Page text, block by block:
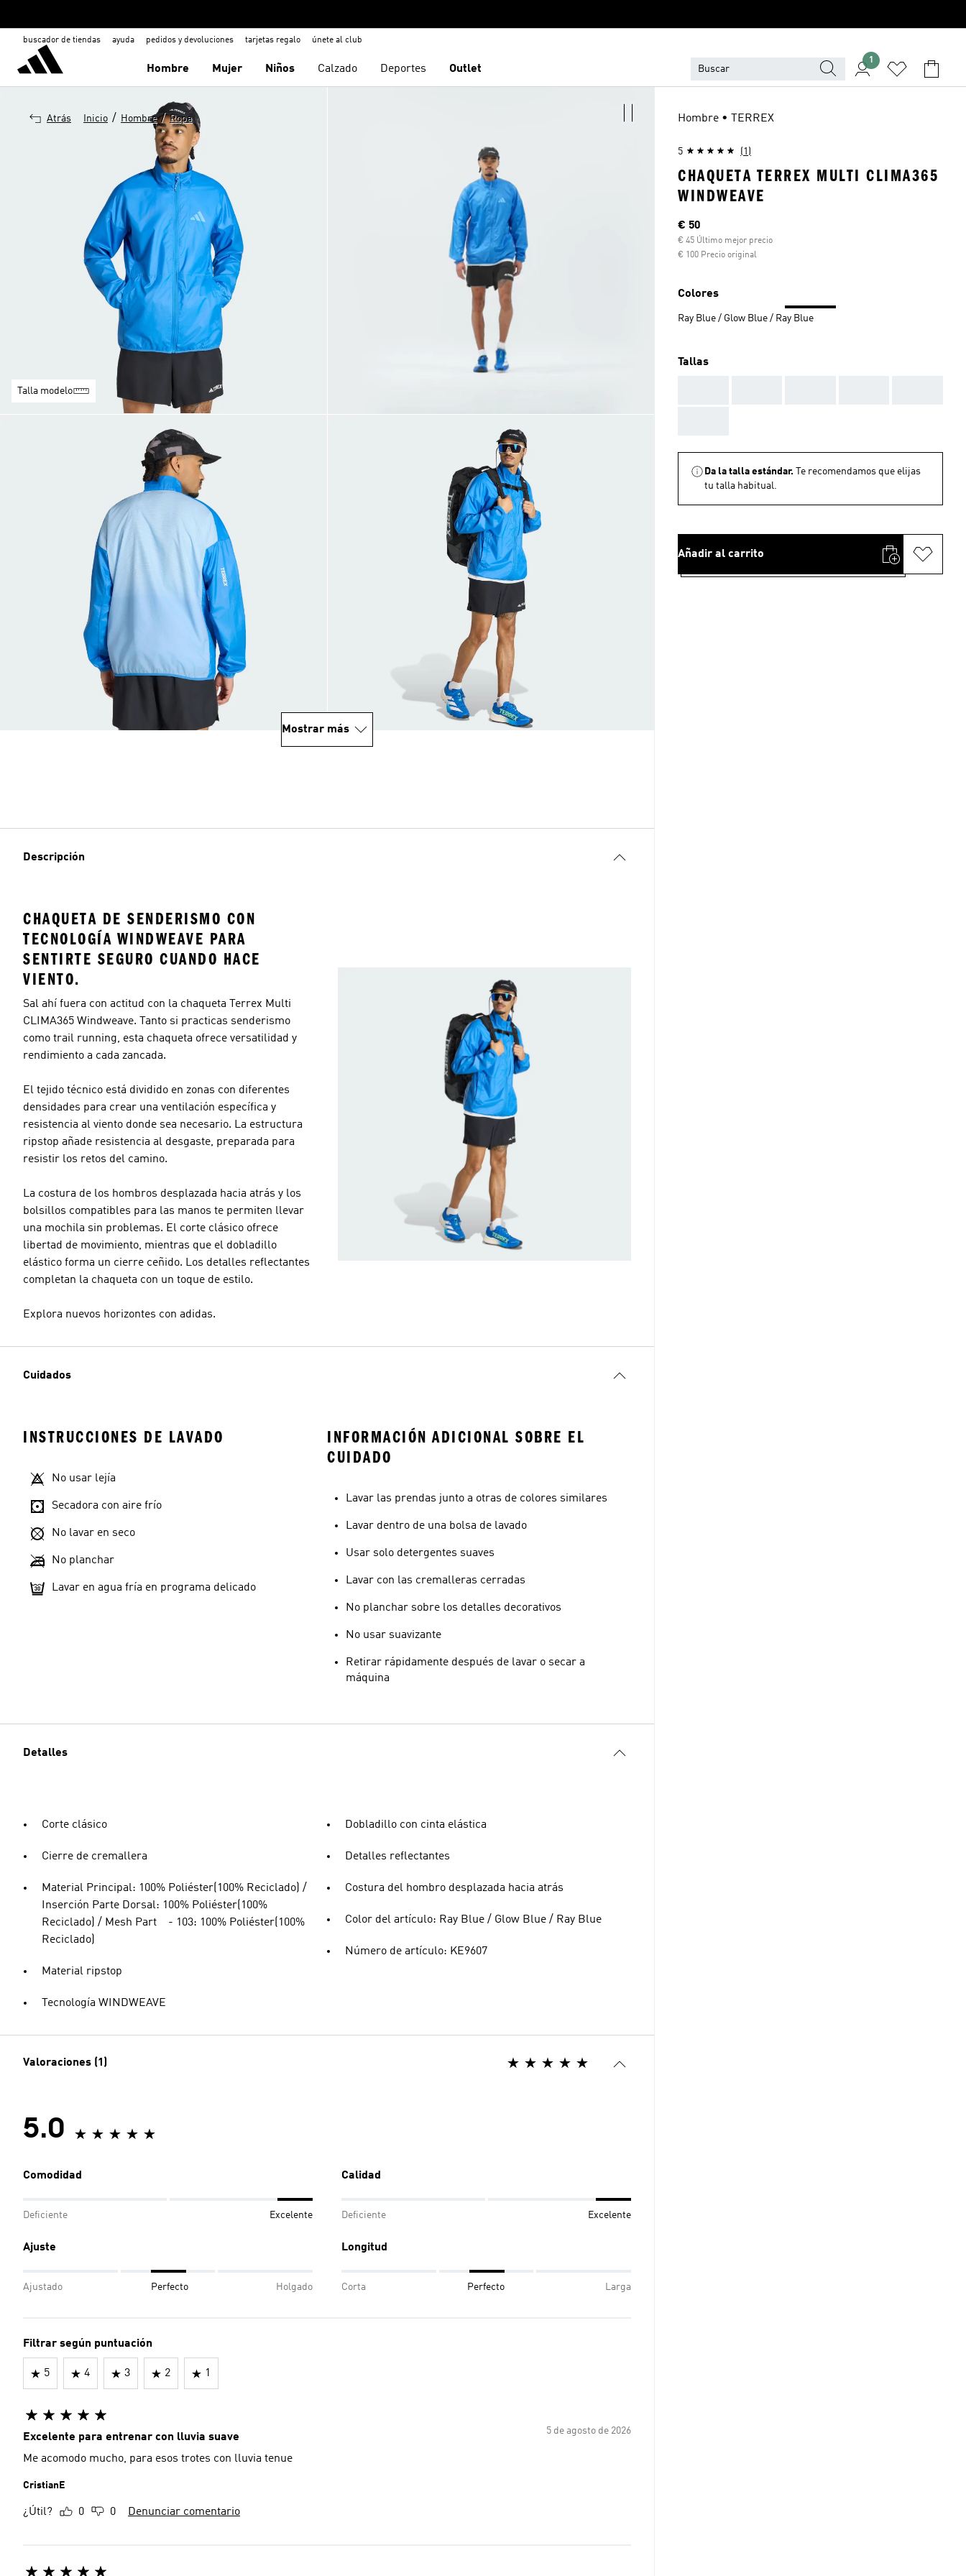
buscador de tiendas ayuda pedidos y devoluciones tarjetas regalo únete al club
Hombre Mujer Niños Calzado Deportes Outlet
1
Atrás Inicio / Hombre / Ropa
Talla modelo
Mostrar más
Descripción
CHAQUETA DE SENDERISMO CON
TECNOLOGÍA WINDWEAVE PARA
SENTIRTE SEGURO CUANDO HACE
VIENTO.
Sal ahí fuera con actitud con la chaqueta Terrex Multi
CLIMA365 Windweave. Tanto si practicas senderismo
como trail running, esta chaqueta ofrece versatilidad y
rendimiento a cada zancada.
El tejido técnico está dividido en zonas con diferentes
densidades para crear una ventilación específica y
resistencia al viento donde sea necesario. La estructura
ripstop añade resistencia al desgaste, preparada para
resistir los retos del camino.
La costura de los hombros desplazada hacia atrás y los
bolsillos compatibles para las manos te permiten llevar
una mochila sin problemas. El corte clásico ofrece
libertad de movimiento, mientras que el dobladillo
elástico forma un cierre ceñido. Los detalles reflectantes
completan la chaqueta con un toque de estilo.
Explora nuevos horizontes con adidas.
Cuidados
INSTRUCCIONES DE LAVADO
No usar lejía
Secadora con aire frío
No lavar en seco
No planchar
Lavar en agua fría en programa delicado
INFORMACIÓN ADICIONAL SOBRE EL
CUIDADO
Lavar las prendas junto a otras de colores similares
Lavar dentro de una bolsa de lavado
Usar solo detergentes suaves
Lavar con las cremalleras cerradas
No planchar sobre los detalles decorativos
No usar suavizante
Retirar rápidamente después de lavar o secar a
máquina
Detalles
Corte clásico
Cierre de cremallera
Material Principal: 100% Poliéster(100% Reciclado) /
Inserción Parte Dorsal: 100% Poliéster(100%
Reciclado) / Mesh Part - 103: 100% Poliéster(100%
Reciclado)
Material ripstop
Tecnología WINDWEAVE
Dobladillo con cinta elástica
Detalles reflectantes
Costura del hombro desplazada hacia atrás
Color del artículo: Ray Blue / Glow Blue / Ray Blue
Número de artículo: KE9607
Valoraciones (1)
5.0
Comodidad
Deficiente Excelente
Calidad
Deficiente Excelente
Ajuste
Ajustado Perfecto Holgado
Longitud
Corta Perfecto Larga
Filtrar según puntuación
5 4 3 2 1
5 de agosto de 2026
Excelente para entrenar con lluvia suave
Me acomodo mucho, para esos trotes con lluvia tenue
CristianE
¿Útil? 0 0 Denunciar comentario
Hombre • TERREX
5 (1)
CHAQUETA TERREX MULTI CLIMA365
WINDWEAVE
Precio actual
€ 50
€ 45 Último mejor precio
€ 100 Precio original
Colores
Ray Blue / Glow Blue / Ray Blue
Tallas
Da la talla estándar.
Te recomendamos que elijas
tu talla habitual.
Añadir al carrito